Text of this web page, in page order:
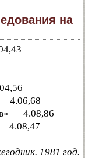
на
4.06,68
— 4.08,86
4.08,47
1981 год.